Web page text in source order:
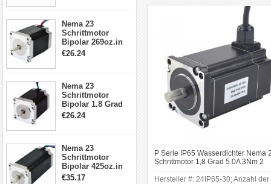
Nema 23
Schrittmotor
Bipolar 269oz.in
2,8A 57x57x76mm
€26.24
Nema 23
Schrittmotor
Bipolar 1.8 Grad
1.9Nm 3A 3.36V 4
€26.24
Nema 23
Schrittmotor
Bipolar 425oz.in
4.2A 57x57x114mm
€35.17
P Serie IP65 Wasserdichter Nema
Schrittmotor 1,8 Grad 5.0A 3Nm 2
Hersteller #: 24IP65-30; Anzahl der